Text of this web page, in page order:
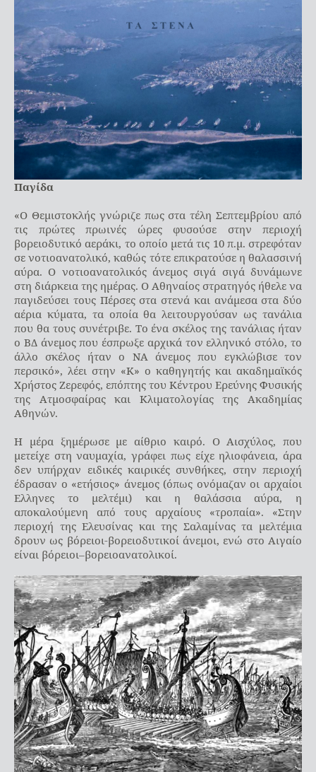
Παγίδα
«Ο Θεμιστοκλής γνώριζε πως στα τέλη Σεπτεμβρίου από
τις πρώτες πρωινές ώρες φυσούσε στην περιοχή
βορειοδυτικό αεράκι, το οποίο μετά τις 10 π.μ. στρεφόταν
σε νοτιοανατολικό, καθώς τότε επικρατούσε η θαλασσινή
αύρα. Ο νοτιοανατολικός άνεμος σιγά σιγά δυνάμωνε
στη διάρκεια της ημέρας. Ο Αθηναίος στρατηγός ήθελε να
παγιδεύσει τους Πέρσες στα στενά και ανάμεσα στα δύο
αέρια κύματα, τα οποία θα λειτουργούσαν ως τανάλια
που θα τους συνέτριβε. Το ένα σκέλος της τανάλιας ήταν
ο ΒΔ άνεμος που έσπρωξε αρχικά τον ελληνικό στόλο, το
άλλο σκέλος ήταν ο ΝΑ άνεμος που εγκλώβισε τον
περσικό», λέει στην «Κ» ο καθηγητής και ακαδημαϊκός
Χρήστος Ζερεφός, επόπτης του Κέντρου Ερεύνης Φυσικής
της Ατμοσφαίρας και Κλιματολογίας της Ακαδημίας
Αθηνών.
Η μέρα ξημέρωσε με αίθριο καιρό. Ο Αισχύλος, που
μετείχε στη ναυμαχία, γράφει πως είχε ηλιοφάνεια, άρα
δεν υπήρχαν ειδικές καιρικές συνθήκες, στην περιοχή
έδρασαν ο «ετήσιος» άνεμος (όπως ονόμαζαν οι αρχαίοι
Ελληνες το μελτέμι) και η θαλάσσια αύρα, η
αποκαλούμενη από τους αρχαίους «τροπαία». «Στην
περιοχή της Ελευσίνας και της Σαλαμίνας τα μελτέμια
δρουν ως βόρειοι-βορειοδυτικοί άνεμοι, ενώ στο Αιγαίο
είναι βόρειοι–βορειοανατολικοί.